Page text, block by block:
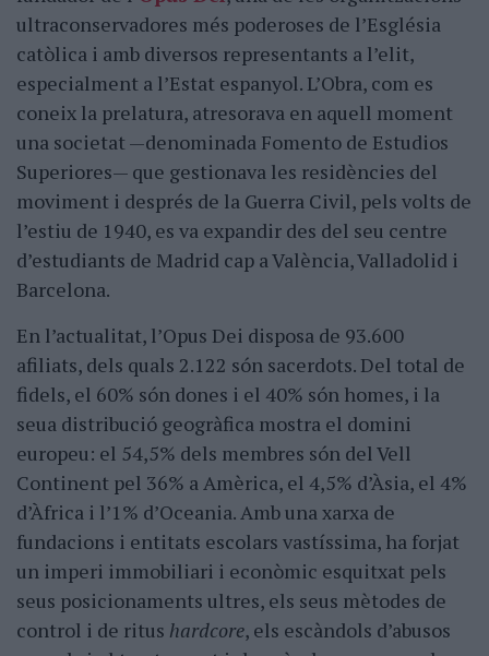
ultraconservadores més poderoses de l’Església
catòlica i amb diversos representants a l’elit,
especialment a l’Estat espanyol. L’Obra, com es
coneix la prelatura, atresorava en aquell moment
una societat —denominada Fomento de Estudios
Superiores— que gestionava les residències del
moviment i després de la Guerra Civil, pels volts de
l’estiu de 1940, es va expandir des del seu centre
d’estudiants de Madrid cap a València, Valladolid i
Barcelona.
En l’actualitat, l’Opus Dei disposa de 93.600
afiliats, dels quals 2.122 són sacerdots. Del total de
fidels, el 60% són dones i el 40% són homes, i la
seua distribució geogràfica mostra el domini
europeu: el 54,5% dels membres són del Vell
Continent pel 36% a Amèrica, el 4,5% d’Àsia, el 4%
d’Àfrica i l’1% d’Oceania. Amb una xarxa de
fundacions i entitats escolars vastíssima, ha forjat
un imperi immobiliari i econòmic esquitxat pels
seus posicionaments ultres, els seus mètodes de
control i de ritus hardcore, els escàndols d’abusos